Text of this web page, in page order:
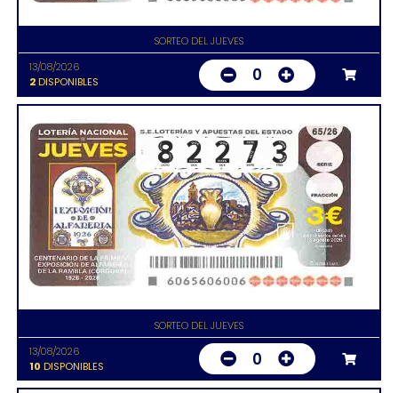
SORTEO DEL JUEVES
13/08/2026
2DISPONIBLES 0
SORTEO DEL JUEVES
13/08/2026
10 DISPONIBLES 0